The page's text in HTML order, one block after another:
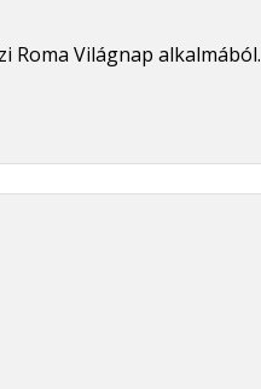
Világnap